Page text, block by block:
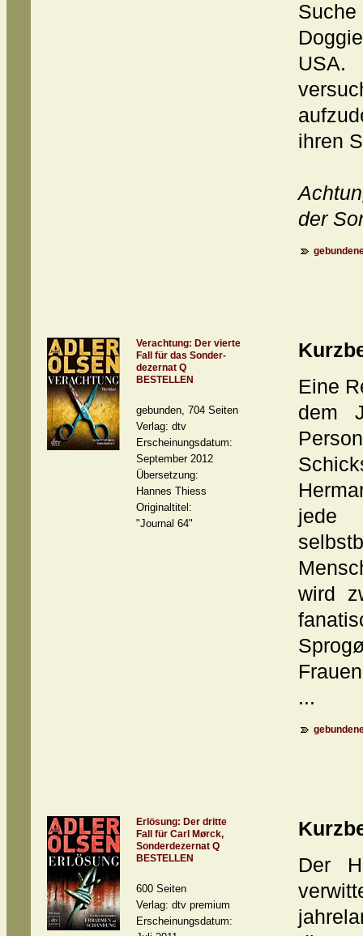
ihren
der
Verachtung: Der vierte
Fall für das Sonder-
dezernat Q
BESTELLEN
gebunden, 704 Seiten
Verlag: dtv
Erscheinungsdatum:
September 2012
Übersetzung:
Hannes Thiess
Originaltitel:
"Journal 64"
Eine
dem
wird
...
Erlösung: Der dritte
Fall für Carl Mørck,
Sonderdezernat Q
BESTELLEN
600 Seiten
Verlag: dtv premium
Erscheinungsdatum:
Der